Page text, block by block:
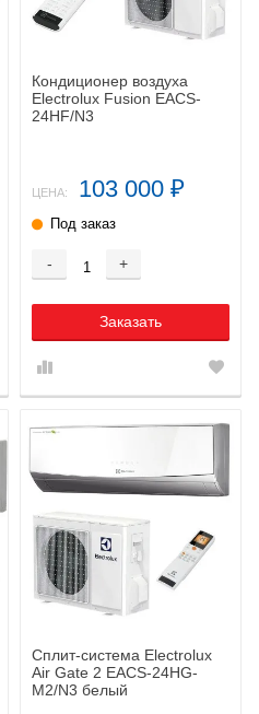
Кондиционер воздуха
Electrolux Fusion EACS-
24HF/N3
ЦЕНА: 103 000 ₽
Под заказ
- +
Заказать
Сплит-система Electrolux
Air Gate 2 EACS-24HG-
M2/N3 белый